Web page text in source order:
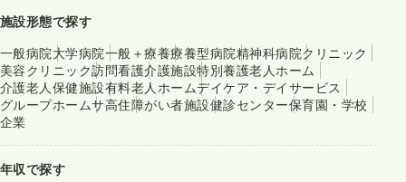
施設形態で探す
一般病院大学病院一般＋療養療養型病院精神科病院クリニック
美容クリニック訪問看護介護施設特別養護老人ホーム
介護老人保健施設有料老人ホームデイケア・デイサービス
グループホームサ高住障がい者施設健診センター保育園・学校
企業
年収で探す